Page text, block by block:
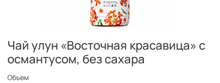
Чай улун «Восточная красавица» с
османтусом, без сахара
Объем